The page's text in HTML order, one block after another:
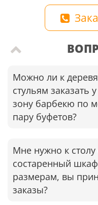
Можно ли к
стульям заказать
зону барбекю по
пару буфетов?
Мне нужно к столу
состаренный
размерам, вы
заказы?